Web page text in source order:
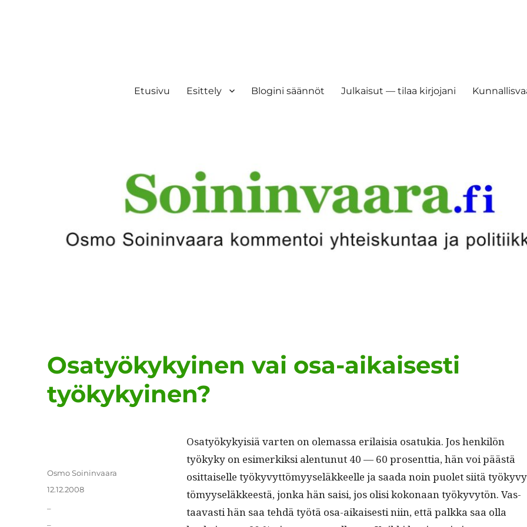
Etusivu Esittely Blogini säännöt Julkaisut — tilaa kirjojani
Osatyökykyinen vai osa-aikaisesti
työkykyinen?
Osatyökyky­isiä varten on ole­mas­sa eri­laisia osatukia. Jos henkilön
työkyky on esimerkik­si alen­tunut 40 — 60 pros­ent­tia, hän voi päästä
osit­taiselle työkyvyt­tömyy­seläk­keelle ja saa­da noin puo­let siitä
tömyy­seläk­keestä, jon­ka hän saisi, jos olisi kokon­aan työkyvytön. Vas­
taavasti hän saa tehdä työtä osa-aikaises­ti niin, että palk­ka saa olla
Kirjoittaja
Osmo Soininvaara
Julkaistu
12.12.2008